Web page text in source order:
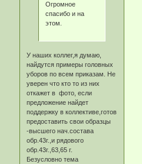
Огромное
спасибо и на
этом.
У наших коллег,я думаю,
найдутся примеры головных
уборов по всем приказам. Не
уверен что кто то из них
откажет в фото, если
предложение найдет
поддержку в коллективе,готов
предоставить свои образцы
-высшего нач.состава
обр.43г.,и рядового
обр.43г.,63,65 г.
Безусловно тема